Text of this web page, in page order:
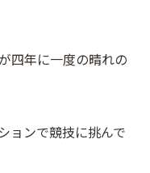
四年に一度の晴れの
ョンで競技に挑んで